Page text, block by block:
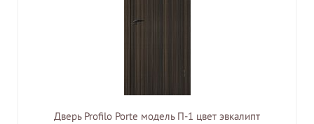
Дверь Profilo Porte модель П-1 цвет эвкалипт